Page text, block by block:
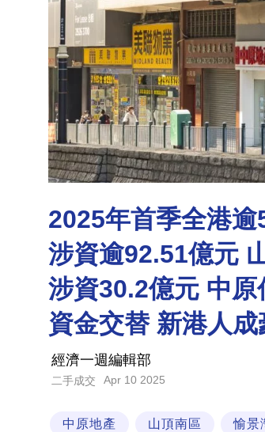
2025年首季全港
涉資逾92.51億元
涉資30.2億元 中
資金交替 新港人
經濟一週編輯部
二手成交 Apr 10 2025
中原地產 山頂南區 愉景